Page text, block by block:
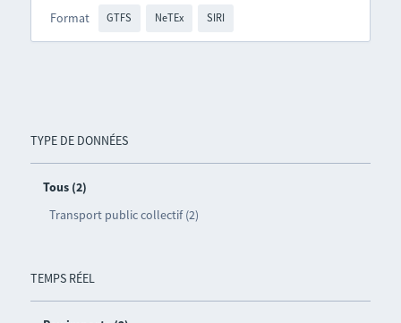
TYPE DE DONNÉES
Tous (2)
Transport public collectif (2)
TEMPS RÉEL
Format GTFS NeTEx SIRI